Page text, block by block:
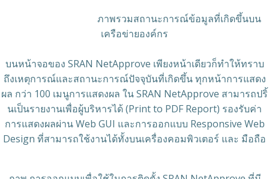
ภาพรวมสถานะการณ์ข้อมูลที่เกิดขึ้นบน
เครือข่ายองค์กร
บนหน้าจอของ SRAN NetApprove เพียงหน้าเดียวก็ทำให้ทราบ
ถึงเหตุการณ์และสถานะการณ์ปัจจุบันที่เกิดขึ้น ทุกหน้าการแสดง
ผล กว่า 100 เมนูการแสดงผล ใน SRAN NetApprove สามารถปริ้
นเป็นรายงานเพื่อผู้บริหารได้ (Print to PDF Report) รองรับค่า
การแสดงผลผ่าน Web GUI และการออกแบบ Responsive Web
Design ที่สามารถใช้งานได้ทั้งบนเครื่องคอมพิวเตอร์ และ มือถือ